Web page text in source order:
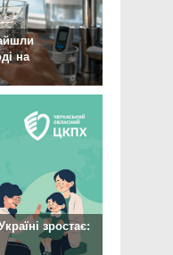
на
зростає: